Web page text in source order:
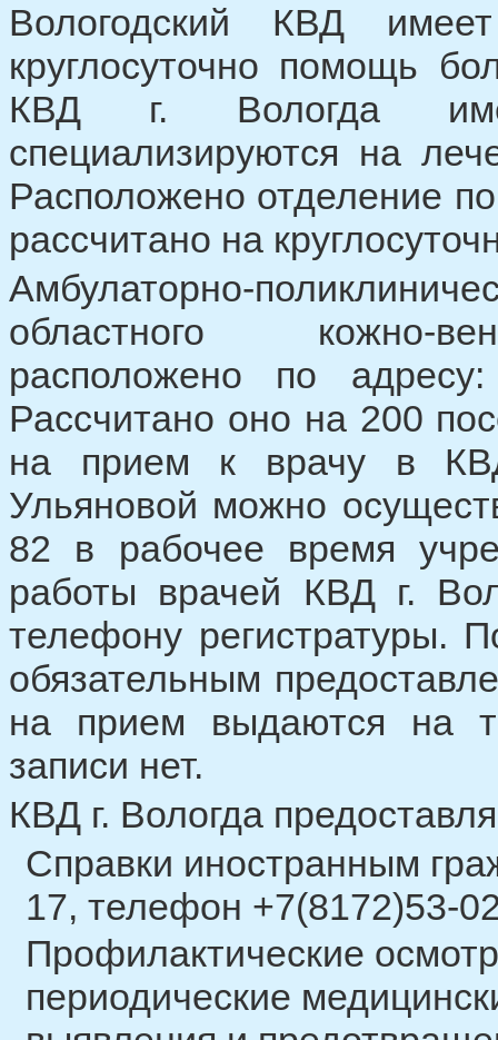
Вологодский КВД
круглосуточно помощь
КВД г. Вологда
специализируются на
Расположено отделение
рассчитано на
Амбулаторно-
областного кожно-
расположено по
Рассчитано оно на 200
на прием к врачу в
Ульяновой можно
82 в рабочее время
работы врачей КВД г.
телефону регистратуры.
обязательным
на прием выдаются на
записи нет.
КВД г. Вологда
Справки иностранным
17, телефон +7(8172)53-
Профилактические
периодические